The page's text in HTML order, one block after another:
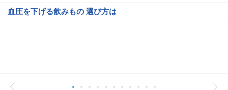
血圧を下げる飲みもの 選び方は